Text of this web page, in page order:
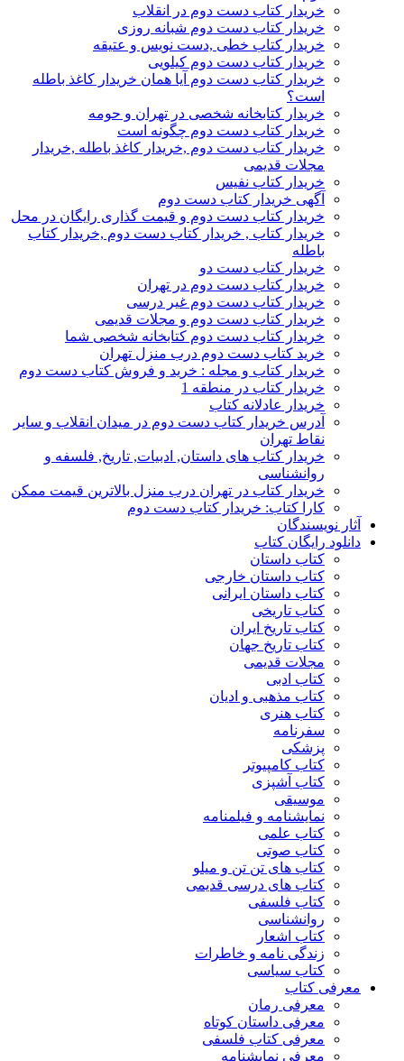
خریدار کتاب دست دوم در انقلاب
خریدار کتاب دست دوم شبانه روزی
خریدار کتاب خطی ,دست نویس و عتیقه
خریدار کتاب دست دوم کیلویی
خریدار کتاب دست دوم آیا همان خریدار کاغذ باطله
است؟
خریدار کتابخانه شخصی در تهران و حومه
خریدار کتاب دست دوم چگونه است
خریدار کتاب دست دوم ,خریدار کاغذ باطله ,خریدار
مجلات قدیمی
خریدار کتاب نفیس
آگهی خریدار کتاب دست دوم
خریدار کتاب دست دوم و قیمت گذاری رایگان در محل
خریدار کتاب , خریدار کتاب دست دوم ,خریدار کتاب
باطله
خریدار کتاب دست دو
خریدار کتاب دست دوم در تهران
خریدار کتاب دست دوم غیر درسی
خریدار کتاب دست دوم و مجلات قدیمی
خریدار کتاب دست دوم کتابخانه شخصی شما
خرید کتاب دست دوم درب منزل تهران
خریدار کتاب و مجله : خرید و فروش کتاب دست دوم
خریدار کتاب در منطقه 1
خریدار عادلانه کتاب
آدرس خریدار کتاب دست دوم در میدان انقلاب و سایر
نقاط تهران
خریدار کتاب های داستان, ادبیات, تاریخ, فلسفه و
روانشناسی
خریدار کتاب در تهران درب منزل بالاترین قیمت ممکن
کارا کتاب: خریدار کتاب دست دوم
آثار نویسندگان
دانلود رایگان کتاب
کتاب داستان
کتاب داستان خارجی
کتاب داستان ایرانی
کتاب تاریخی
کتاب تاریخ ایران
کتاب تاریخ جهان
مجلات قدیمی
کتاب ادبی
کتاب مذهبی و ادیان
کتاب هنری
سفرنامه
پزشکی
کتاب کامپیوتر
کتاب آشپزی
موسیقی
نمایشنامه و فیلمنامه
کتاب علمی
کتاب صوتی
کتاب های تن تن و میلو
کتاب های درسی قدیمی
کتاب فلسفی
روانشناسی
کتاب اشعار
زندگی نامه و خاطرات
کتاب سیاسی
معرفی کتاب
معرفی رمان
معرفی داستان کوتاه
معرفی کتاب فلسفی
معرفی نمایشنامه